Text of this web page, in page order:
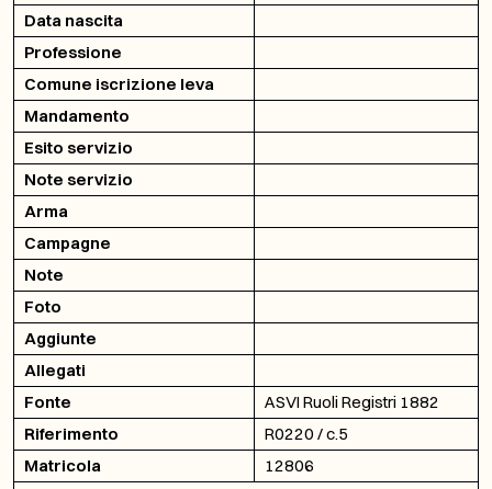
Data nascita
Professione
Comune iscrizione leva
Mandamento
Esito servizio
Note servizio
Arma
Campagne
Note
Foto
Aggiunte
Allegati
Fonte
ASVI Ruoli Registri 1882
Riferimento
R0220 / c.5
Matricola
12806